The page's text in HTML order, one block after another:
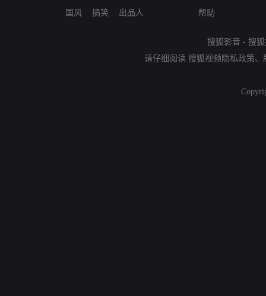
国风
搞笑
出品人
帮助
搜狐影音 - 搜
请仔细阅读 搜狐视频隐私政策、